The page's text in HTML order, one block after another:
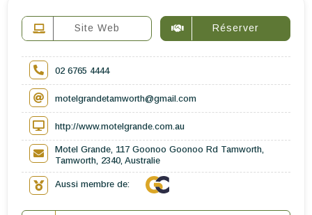
Site Web Réserver
02 6765 4444
motelgrandetamworth@gmail.com
http://www.motelgrande.com.au
Motel Grande, 117 Goonoo Goonoo Rd Tamworth,
Tamworth, 2340, Australie
Aussi membre de: